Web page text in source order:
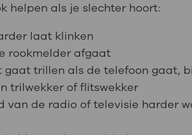
helpen als je slechter hoort:
laat klinken
rookmelder afgaat
trillen als de telefoon gaat,
trilwekker of flitswekker
van de radio of televisie harder